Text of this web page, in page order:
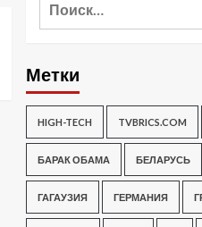
Метки
HIGH-TECH TVBRICS.COM
БАРАК ОБАМА БЕЛАРУСЬ
ГАГАУЗИЯ ГЕРМАНИЯ